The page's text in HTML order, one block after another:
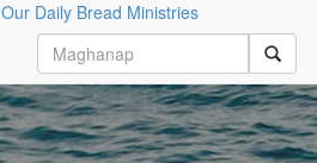
Our Daily Bread MinistriesMagpatuloy sa Pagbabasa